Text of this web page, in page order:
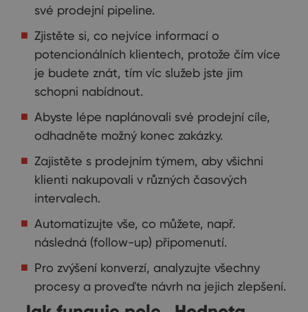
své prodejní pipeline.
Zjistěte si, co nejvíce informací o
potencionálních klientech, protože čím více
je budete znát, tím víc služeb jste jim
schopni nabídnout.
Abyste lépe naplánovali své prodejní cíle,
odhadněte možný konec zakázky.
Zajistěte s prodejním týmem, aby všichni
klienti nakupovali v různých časových
intervalech.
Automatizujte vše, co můžete, např.
následná (follow-up) připomenutí.
Pro zvýšení konverzí, analyzujte všechny
procesy a proveďte návrh na jejich zlepšení.